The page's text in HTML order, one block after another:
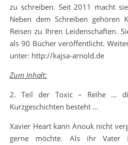
zu schreiben. Seit 2011 macht
Neben dem Schreiben gehören
Reisen zu Ihren Leidenschaften.
als 90 Bücher veröffentlicht.
unter: http://kajsa-arnold.de
Zum Inhalt:
2. Teil der Toxic – Reihe …
Kurzgeschichten besteht …
Xavier Heart kann Anouk nicht
gerne möchte. Als ihr Vater